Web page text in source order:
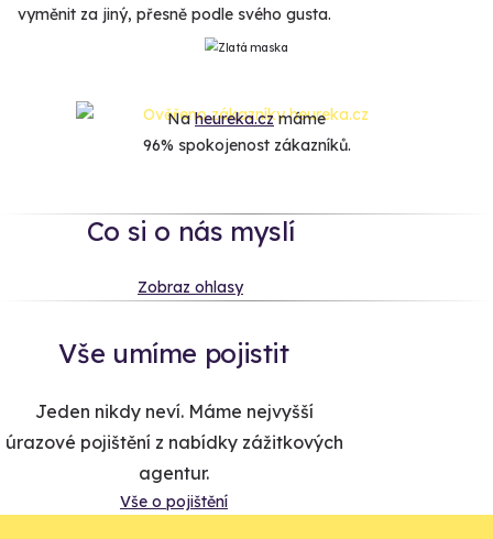
vyměnit za jiný, přesně podle svého gusta.
Naheureka.czmáme
96% spokojenost zákazníků.
Co si o nás myslí
Zobraz ohlasy
Vše umíme pojistit
Jeden nikdy neví. Máme nejvyšší
úrazové pojištění z nabídky zážitkových
agentur.
Vše o pojištění